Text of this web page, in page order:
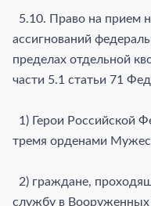
5.10. Право на прием
ассигнований
пределах отдельной
части 5.1 статьи 71
1) Герои Российской
тремя орденами
2) граждане,
службу в